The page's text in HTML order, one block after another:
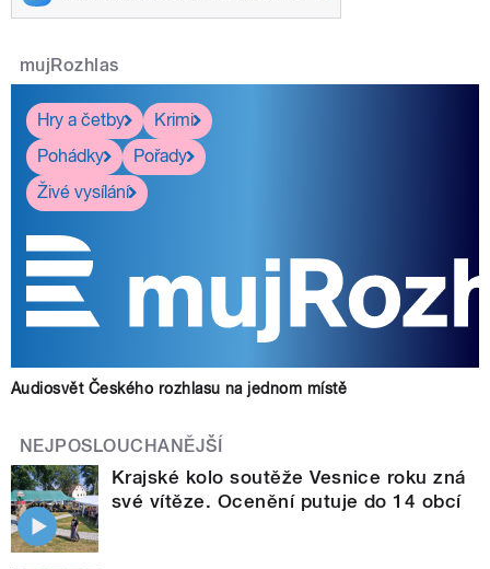
mujRozhlas
Hry a četby
Krimi
Pohádky
Pořady
Živé vysílání
Audiosvět Českého rozhlasu na jednom místě
NEJPOSLOUCHANĚJŠÍ
Krajské kolo soutěže Vesnice roku zná
své vítěze. Ocenění putuje do 14 obcí